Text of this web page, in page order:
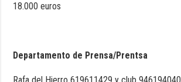
18.000 euros
Departamento de Prensa/Prentsa